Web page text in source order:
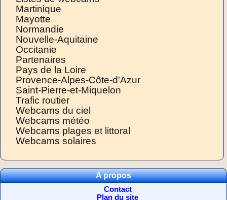
Martinique
Mayotte
Normandie
Nouvelle-Aquitaine
Occitanie
Partenaires
Pays de la Loire
Provence-Alpes-Côte-d'Azur
Saint-Pierre-et-Miquelon
Trafic routier
Webcams du ciel
Webcams météo
Webcams plages et littoral
Webcams solaires
A propos
Contact
Plan du site